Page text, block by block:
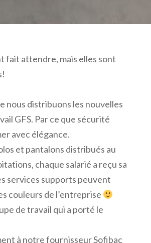
fait attendre, mais elles sont
nous distribuons les nouvelles
GFS. Par ce que sécurité
avec élégance.
et pantalons distribués au
chaque salarié a reçu sa
services supports peuvent
couleurs de l’entreprise
de travail qui a porté le
à notre fournisseur Sofibac